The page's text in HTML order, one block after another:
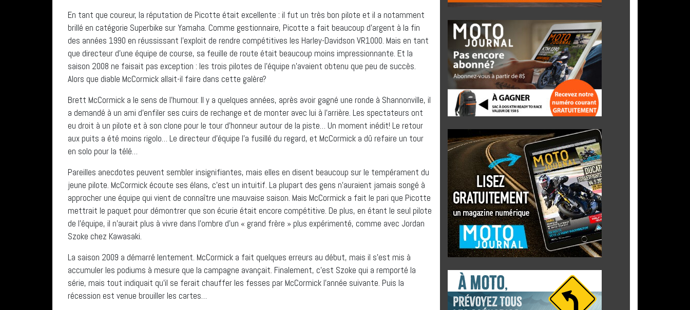
En tant que coureur, la réputation de Picotte était excellente : il fut un très bon pilote et il a notamment
brillé en catégorie Superbike sur Yamaha. Comme gestionnaire, Picotte a fait beaucoup d’argent à la fin
des années 1990 en réussissant l’exploit de rendre compétitives les Harley-Davidson VR1000. Mais en tant
que directeur d’une équipe de course, sa feuille de route était beaucoup moins impressionnante. Et la
saison 2008 ne faisait pas exception : les trois pilotes de l’équipe n’avaient obtenu que peu de succès.
Alors que diable McCormick allait-il faire dans cette galère?
Brett McCormick a le sens de l’humour. Il y a quelques années, après avoir gagné une ronde à Shannonville, il
a demandé à un ami d’enfiler ses cuirs de rechange et de monter avec lui à l’arrière. Les spectateurs ont
eu droit à un pilote et à son clone pour le tour d’honneur autour de la piste… Un moment inédit! Le retour
aux puits a été moins rigolo… Le directeur d’équipe l’a fusillé du regard, et McCormick a dû refaire un tour
en solo pour la télé…
Pareilles anecdotes peuvent sembler insignifiantes, mais elles en disent beaucoup sur le tempérament du
jeune pilote. McCormick écoute ses élans, c’est un intuitif. La plupart des gens n’auraient jamais songé à
approcher une équipe qui vient de connaître une mauvaise saison. Mais McCormick a fait le pari que Picotte
mettrait le paquet pour démontrer que son écurie était encore compétitive. De plus, en étant le seul pilote
de l’équipe, il n’aurait plus à vivre dans l’ombre d’un « grand frère » plus expérimenté, comme avec Jordan
Szoke chez Kawasaki.
La saison 2009 a démarré lentement. McCormick a fait quelques erreurs au début, mais il s’est mis à
accumuler les podiums à mesure que la campagne avançait. Finalement, c’est Szoke qui a remporté la
série, mais tout indiquait qu’il se ferait chauffer les fesses par McCormick l’année suivante. Puis la
récession est venue brouiller les cartes…